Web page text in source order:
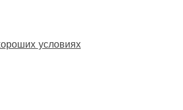
условиях